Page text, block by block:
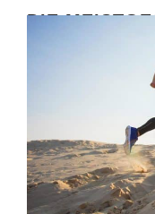
DIE